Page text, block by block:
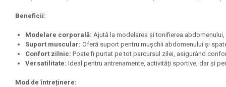
REDCON1
Rich Piana 5% Nutrition
RIPT
Scitec
Scivation
Beneficii:
Modelare corporală: Ajută la modelarea și tonifierea
Suport muscular: Oferă suport pentru mușchii abdomenului și
Confort zilnic: Poate fi purtat pe tot parcursul zilei, asigurând
Versatilitate: Ideal pentru antrenamente, activități sportive, dar și
Mod de întreținere: